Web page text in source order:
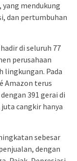
mendukung
dan pertumbuhan
di seluruh 77
perusahaan
lingkungan. Pada
Amazon terus
391 gerai di
cangkir hanya
sebesar
dengan